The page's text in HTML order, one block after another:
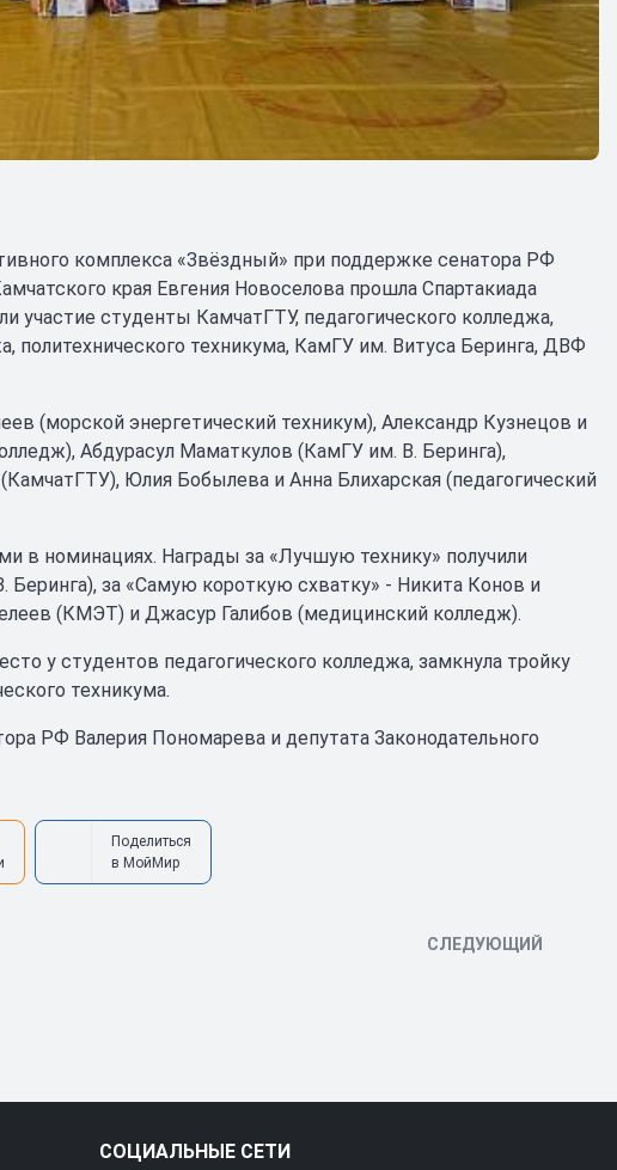
комплекса «Звёздный» при поддержке сенатора РФ
края Евгения Новоселова прошла Спартакиада
участие студенты КамчатГТУ, педагогического колледжа,
политехнического техникума, КамГУ им. Витуса Беринга, ДВФ
(морской энергетический техникум), Александр Кузнецов и
Абдурасул Маматкулов (КамГУ им. В. Беринга),
Юлия Бобылева и Анна Блихарская (педагогический
в номинациях. Награды за «Лучшую технику» получили
за «Самую короткую схватку» - Никита Конов и
(КМЭТ) и Джасур Галибов (медицинский колледж).
у студентов педагогического колледжа, замкнула тройку
техникума.
РФ Валерия Пономарева и депутата Законодательного
Поделиться
в МойМир
СЛЕДУЮЩИЙ
СОЦИАЛЬНЫЕ СЕТИ